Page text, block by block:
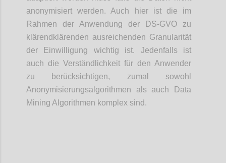
anonymisiert werden. Auch hier ist die im
Rahmen der Anwendung der DS-GVO zu
klärendklärenden ausreichenden Granularität
der Einwilligung wichtig ist. Jedenfalls ist
auch die Verständlichkeit für den Anwender
zu berücksichtigen, zumal sowohl
Anonymisierungsalgorithmen als auch Data
Mining Algorithmen komplex sind.